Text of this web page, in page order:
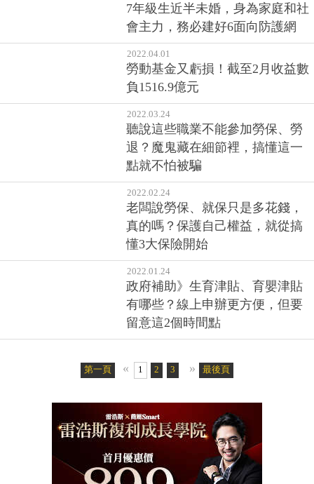
7年級生近半未婚，身為家庭和社
會主力，務必建好6面向防護網
2022.04.01
勞動基金又虧損！截至2月收益數
負1516.9億元
2022.03.24
聽說這些職業不能參加勞保、勞
退？魔鬼藏在細節裡，搞懂這一
點就不怕被騙
2022.02.24
老闆說勞保、就保只是多花錢，
真的嗎？保護自己權益，就從搞
懂3大保險開始
2022.01.24
政府補助》生育津貼、育嬰津貼
有哪些？線上申辦更方便，但要
留意這2個時間點
第一頁 « 1 2 3 4» 最後頁